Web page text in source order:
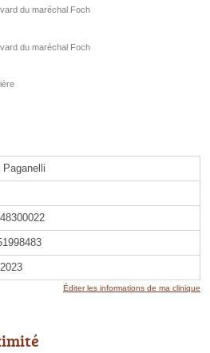
du maréchal Foch
du maréchal Foch
Paganelli
Éditer les informations de ma clinique